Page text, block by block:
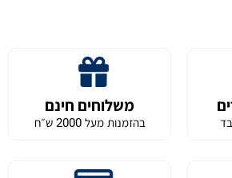
משלוחים חינם
בהזמנות מעל 2000 ש״ח